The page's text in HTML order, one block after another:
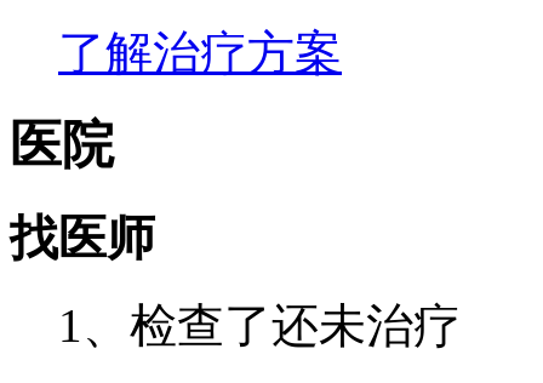
了解治疗方案
医院
找医师
1、检查了还未治疗